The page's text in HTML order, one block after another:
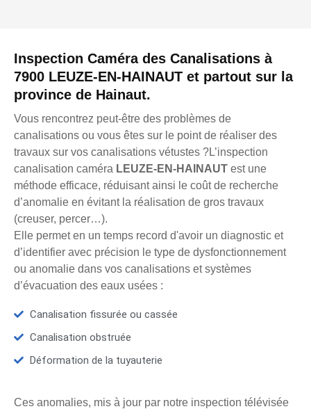
Inspection Caméra des Canalisations à
7900 LEUZE-EN-HAINAUT et partout sur la
province de Hainaut.
Vous rencontrez peut-être des problèmes de
canalisations ou vous êtes sur le point de réaliser des
travaux sur vos canalisations vétustes ?L’inspection
canalisation caméra LEUZE-EN-HAINAUT est une
méthode efficace, réduisant ainsi le coût de recherche
d’anomalie en évitant la réalisation de gros travaux
(creuser, percer…).
Elle permet en un temps record d'avoir un diagnostic et
d’identifier avec précision le type de dysfonctionnement
ou anomalie dans vos canalisations et systèmes
d’évacuation des eaux usées :
Canalisation fissurée ou cassée
Canalisation obstruée
Déformation de la tuyauterie
Ces anomalies, mis à jour par notre inspection télévisée